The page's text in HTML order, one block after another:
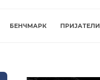
БЕНЧМАРК ПРИЈАТЕЛИ